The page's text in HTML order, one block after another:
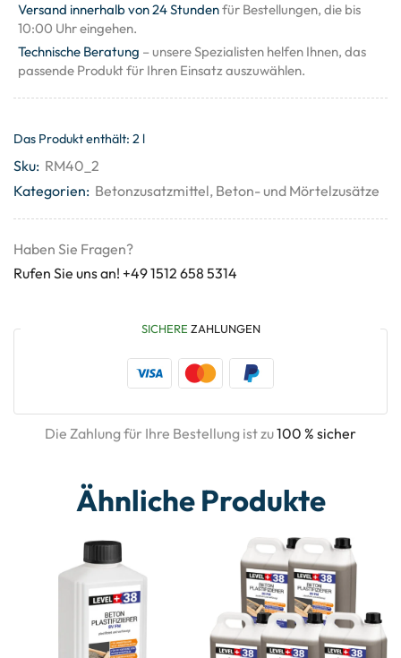
Versand innerhalb von 24 Stundenfür Bestellungen, die bis
10:00 Uhr eingehen.
Technische Beratung – unsere Spezialisten helfen Ihnen, das
passende Produkt für Ihren Einsatz auszuwählen.
Das Produkt enthält: 2 l
Sku: RM40_2
Kategorien: Betonzusatzmittel, Beton- und Mörtelzusätze
Haben Sie Fragen?
Rufen Sie uns an! +49 1512 658 5314
SICHERE ZAHLUNGEN
Die Zahlung für Ihre Bestellung ist zu100 % sicher
Ähnliche Produkte